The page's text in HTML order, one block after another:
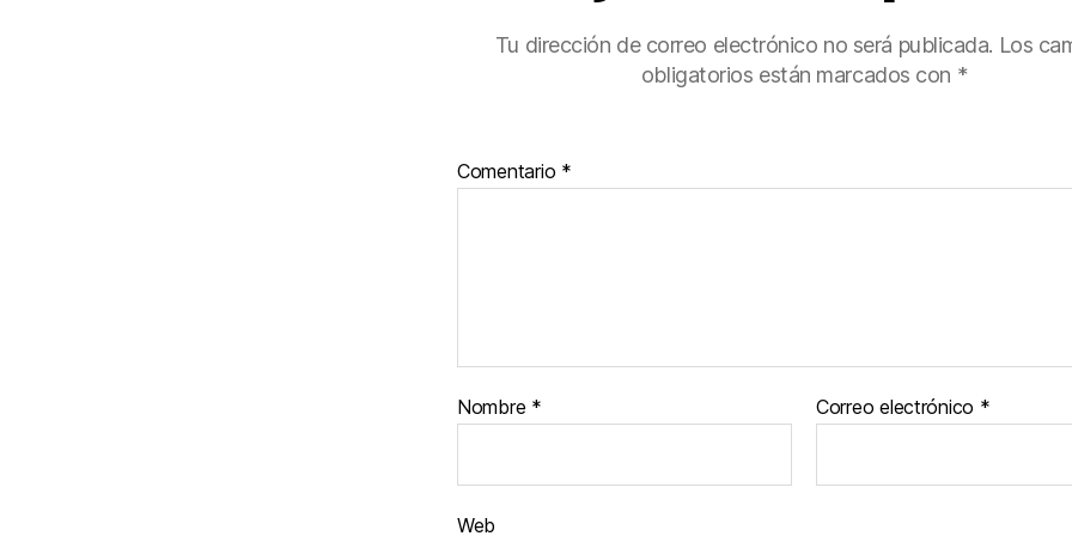
Tu dirección de correo electrónico no será publicada. Los
obligatorios están marcados con *
Comentario *
Nombre * Correo electrónico *
Web